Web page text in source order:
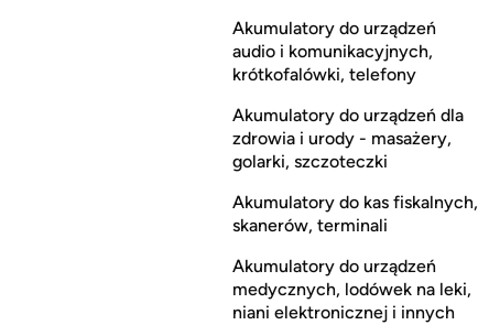
Akumulatory do urządzeń
audio i komunikacyjnych,
krótkofalówki, telefony
Akumulatory do urządzeń dla
zdrowia i urody - masażery,
golarki, szczoteczki
Akumulatory do kas fiskalnych,
skanerów, terminali
Akumulatory do urządzeń
medycznych, lodówek na leki,
niani elektronicznej i innych